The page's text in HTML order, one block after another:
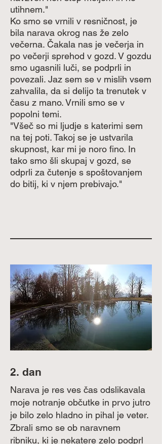
utihnem."
Ko smo se vrnili v resničnost, je
bila narava okrog nas že zelo
večerna. Čakala nas je večerja in
po večerji sprehod v gozd. V gozdu
smo ugasnili luči, se podprli in
povezali. Jaz sem se v mislih vsem
zahvalila, da si delijo ta trenutek v
času z mano. Vrnili smo se v
popolni temi.
"Všeč so mi ljudje s katerimi sem
na tej poti. Takoj se je ustvarila
skupnost, kar mi je noro fino. In
tako smo šli skupaj v gozd, se
odprli za čutenje s spoštovanjem
do bitij, ki v njem prebivajo."
2. dan
Narava je res ves čas odslikavala
moje notranje občutke in prvo jutro
je bilo zelo hladno in pihal je veter.
Zbrali smo se ob naravnem
ribniku, ki je nekatere zelo podprl